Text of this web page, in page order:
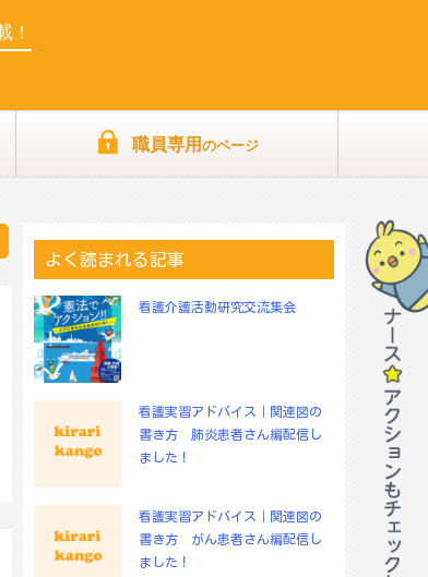
！
職員専用 のページ
よく読まれる記事
看護介護活動研究交流集会
看護実習アドバイス｜関連図の
書き方 肺炎患者さん編配信し
ました！
看護実習アドバイス｜関連図の
書き方 がん患者さん編配信し
ました！